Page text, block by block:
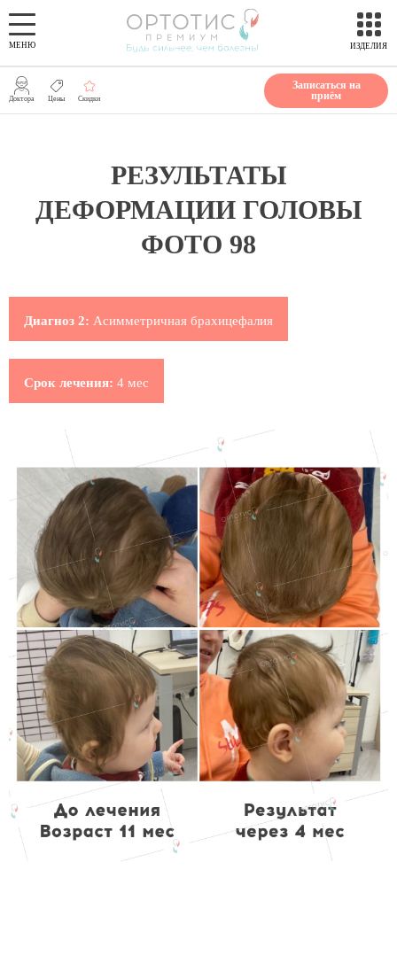
МЕНЮ ИЗДЕЛИЯ
Доктора Цены Скидки
Записаться на
приём
РЕЗУЛЬТАТЫ
ДЕФОРМАЦИИ ГОЛОВЫ
ФОТО 98
Диагноз 2: Асимметричная брахицефалия
Срок лечения: 4 мес